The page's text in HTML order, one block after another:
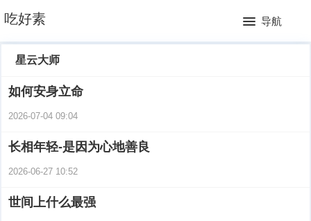
吃好素 导航
网
站
月
行
星云大师
如何安身立命
2026-07-04 09:04
长相年轻-是因为心地善良
2026-06-27 10:52
世间上什么最强